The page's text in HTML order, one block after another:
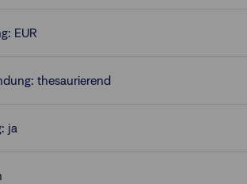
EUR
thesaurierend
ja